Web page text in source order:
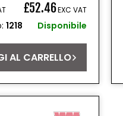
£52.46EXC VAT
1218 Disponibile
AL CARRELLO